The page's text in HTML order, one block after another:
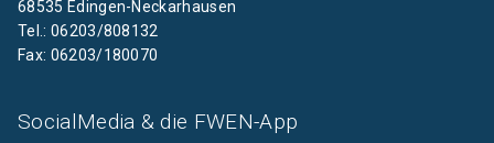
68535 Edingen-Neckarhausen
Tel.: 06203/808132
Fax: 06203/180070
SocialMedia & die FWEN-App